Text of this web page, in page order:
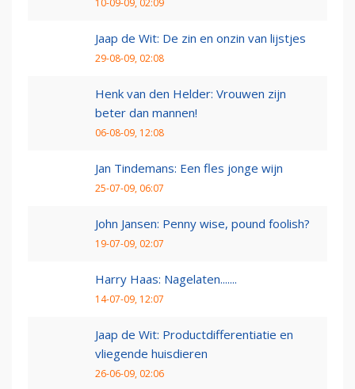
Jaap de Wit: De zin en onzin van lijstjes
29-08-09, 02:08
Henk van den Helder: Vrouwen zijn
beter dan mannen!
06-08-09, 12:08
Jan Tindemans: Een fles jonge wijn
25-07-09, 06:07
John Jansen: Penny wise, pound foolish?
19-07-09, 02:07
Harry Haas: Nagelaten.......
14-07-09, 12:07
Jaap de Wit: Productdifferentiatie en
vliegende huisdieren
26-06-09, 02:06